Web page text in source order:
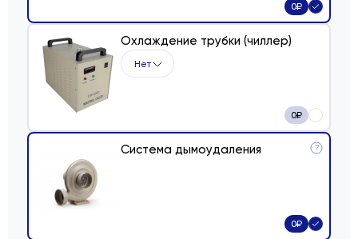
0₽
Охлаждение трубки (чиллер)
Нет
0₽
Система дымоудаления ?
0₽